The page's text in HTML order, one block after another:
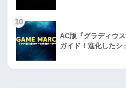
10
AC版『グラディウ
ガイド！進化したシ